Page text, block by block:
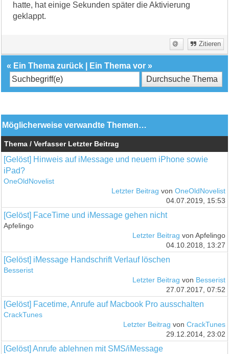
hatte, hat einige Sekunden später die Aktivierung
geklappt.
Zitieren
« Ein Thema zurück Ein Thema vor »
Möglicherweise verwandte Themen…
Thema / Verfasser Letzter Beitrag
[Gelöst] Hinweis auf iMessage und neuem iPhone sowie
iPad?
OneOldNovelist
Letzter Beitrag von OneOldNovelist
04.07.2019, 15:53
[Gelöst] FaceTime und iMessage gehen nicht
Apfelingo
Letzter Beitrag von Apfelingo
04.10.2018, 13:27
[Gelöst] iMessage Handschrift Verlauf löschen
Besserist
Letzter Beitrag von Besserist
27.07.2017, 07:52
[Gelöst] Facetime, Anrufe auf Macbook Pro ausschalten
CrackTunes
Letzter Beitrag von CrackTunes
29.12.2014, 23:02
[Gelöst] Anrufe ablehnen mit SMS/iMessage